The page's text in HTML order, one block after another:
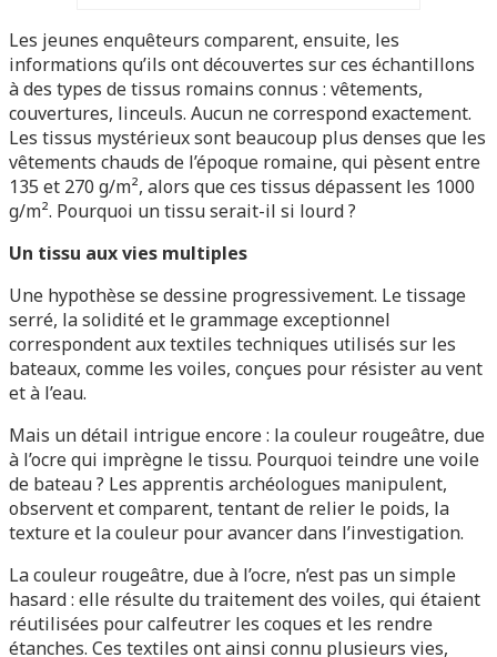
Les jeunes enquêteurs comparent, ensuite, les
informations qu’ils ont découvertes sur ces échantillons
à des types de tissus romains connus : vêtements,
couvertures, linceuls. Aucun ne correspond exactement.
Les tissus mystérieux sont beaucoup plus denses que les
vêtements chauds de l’époque romaine, qui pèsent entre
135 et 270 g/m², alors que ces tissus dépassent les 1000
g/m². Pourquoi un tissu serait-il si lourd ?
Un tissu aux vies multiples
Une hypothèse se dessine progressivement. Le tissage
serré, la solidité et le grammage exceptionnel
correspondent aux textiles techniques utilisés sur les
bateaux, comme les voiles, conçues pour résister au vent
et à l’eau.
Mais un détail intrigue encore : la couleur rougeâtre, due
à l’ocre qui imprègne le tissu. Pourquoi teindre une voile
de bateau ? Les apprentis archéologues manipulent,
observent et comparent, tentant de relier le poids, la
texture et la couleur pour avancer dans l’investigation.
La couleur rougeâtre, due à l’ocre, n’est pas un simple
hasard : elle résulte du traitement des voiles, qui étaient
réutilisées pour calfeutrer les coques et les rendre
étanches. Ces textiles ont ainsi connu plusieurs vies,